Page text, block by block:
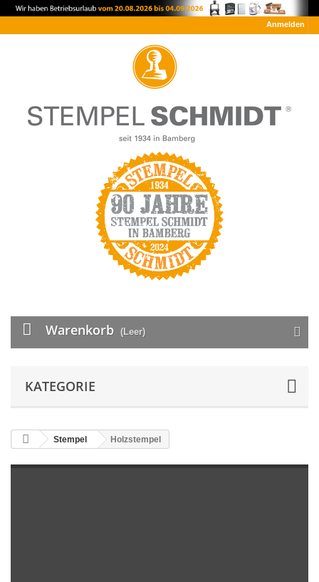
Anmelden
Warenkorb (Leer)
KATEGORIE
Stempel Holzstempel